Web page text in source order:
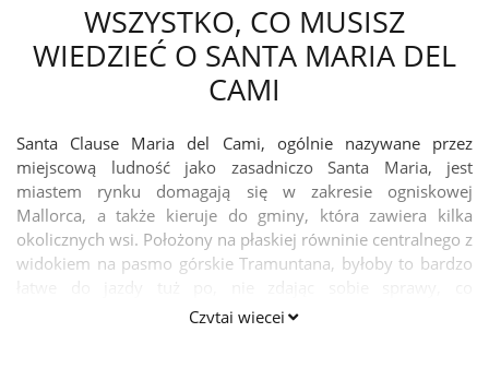
WSZYSTKO, CO MUSISZ
WIEDZIEĆ O SANTA MARIA DEL
CAMI
Santa Clause Maria del Cami, ogólnie nazywane przez
miejscową ludność jako zasadniczo Santa Maria, jest
miastem rynku domagają się w zakresie ogniskowej
Mallorca, a także kieruje do gminy, która zawiera kilka
okolicznych wsi. Położony na płaskiej równinie centralnego z
widokiem na pasmo górskie Tramuntana, byłoby to bardzo
specjalnego przeznaczenia to naprawdę jest.
Czytaj więcej